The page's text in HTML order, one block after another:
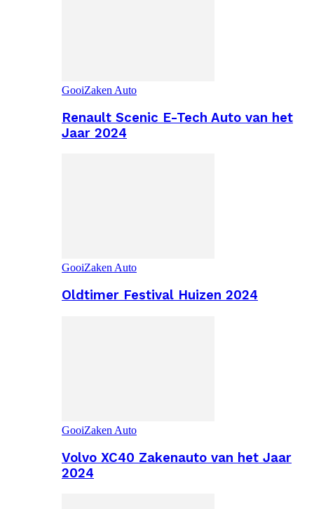
GooiZaken Auto
Renault Scenic E-Tech Auto van het
Jaar 2024
GooiZaken Auto
Oldtimer Festival Huizen 2024
GooiZaken Auto
Volvo XC40 Zakenauto van het Jaar
2024